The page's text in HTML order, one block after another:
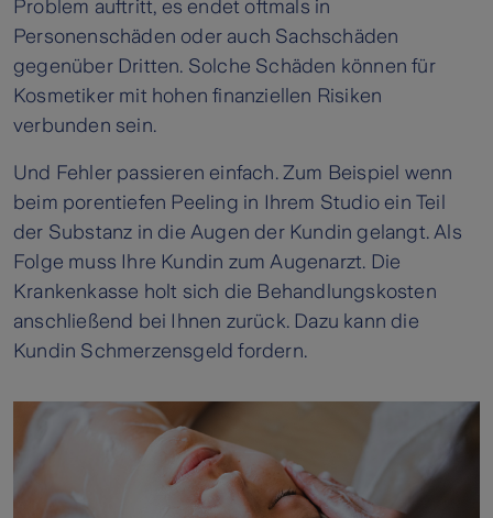
Problem auftritt, es endet oftmals in
Personenschäden oder auch Sachschäden
gegenüber Dritten. Solche Schäden können für
Kosmetiker mit hohen finanziellen Risiken
verbunden sein.
Und Fehler passieren einfach. Zum Beispiel wenn
beim porentiefen Peeling in Ihrem Studio ein Teil
der Substanz in die Augen der Kundin gelangt. Als
Folge muss Ihre Kundin zum Augenarzt. Die
Krankenkasse holt sich die Behandlungskosten
anschließend bei Ihnen zurück. Dazu kann die
Kundin Schmerzensgeld fordern.